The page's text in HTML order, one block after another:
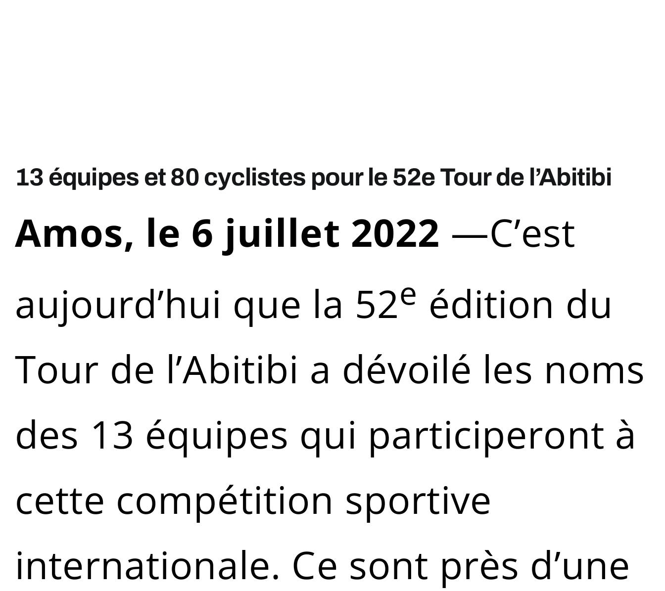
13 équipes et 80 cyclistes pour le 52e Tour de l’Abitibi
Amos, le 6 juillet 2022 —C’est
aujourd’hui que la 52e édition du
Tour de l’Abitibi a dévoilé les noms
des 13 équipes qui participeront à
cette compétition sportive
internationale. Ce sont près d’une